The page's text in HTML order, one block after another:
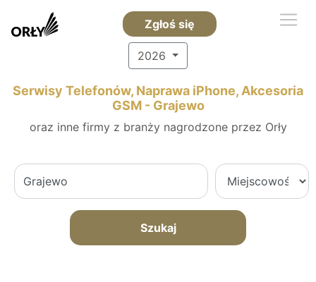
Zgłoś się
2026
Serwisy Telefonów, Naprawa iPhone, Akcesoria
GSM - Grajewo
oraz inne firmy z branży nagrodzone przez Orły
Szukaj